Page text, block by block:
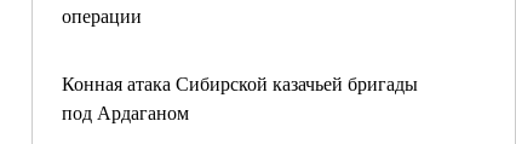
операции
Конная атака Сибирской казачьей бригады
под Ардаганом